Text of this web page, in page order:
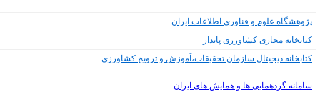
پژوهشگاه علوم و فناوری اطلاعات ایران
کتابخانه‌ مجازی‌ کشاورزی‌ پایدار
کتابخانه دیجیتال سازمان تحقیقات،آموزش و ترویج کشاورزی
سامانه گردهمایی ها و همایش های ایران